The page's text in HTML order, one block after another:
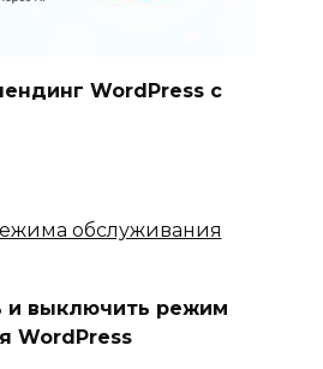
WordPress с
и выключить режим
WordPress